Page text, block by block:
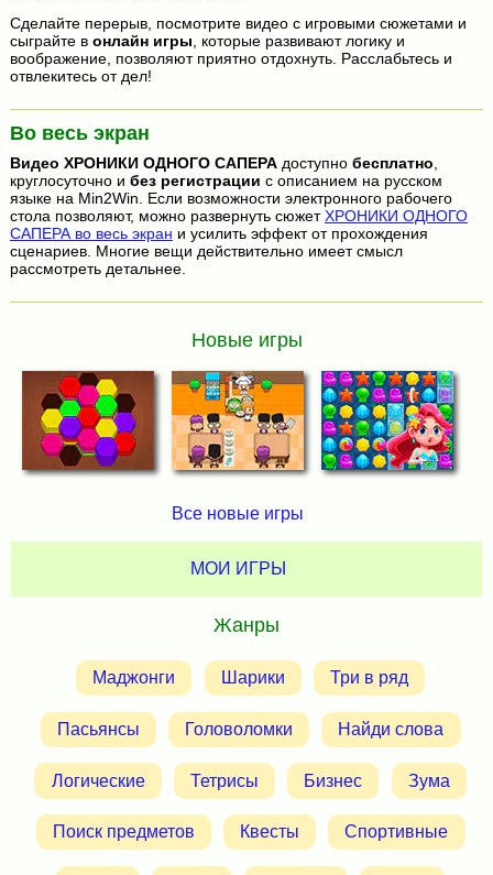
Сделайте перерыв, посмотрите видео с игровыми сюжетами и
сыграйте в онлайн игры, которые развивают логику и
воображение, позволяют приятно отдохнуть. Расслабьтесь и
отвлекитесь от дел!
Во весь экран
Видео ХРОНИКИ ОДНОГО САПЕРАдоступно бесплатно,
круглосуточно и без регистрации с описанием на русском
языке на Min2Win. Если возможности электронного рабочего
стола позволяют, можно развернуть сюжетХРОНИКИ ОДНОГО
САПЕРА во весь экран и усилить эффект от прохождения
сценариев. Многие вещи действительно имеет смысл
рассмотреть детальнее.
Новые игры
Все новые игры
МОИ ИГРЫ
Жанры
Маджонги Шарики Три в ряд
Пасьянсы Головоломки Найди слова
Логические Тетрисы Бизнес Зума
Поиск предметов Квесты Спортивные